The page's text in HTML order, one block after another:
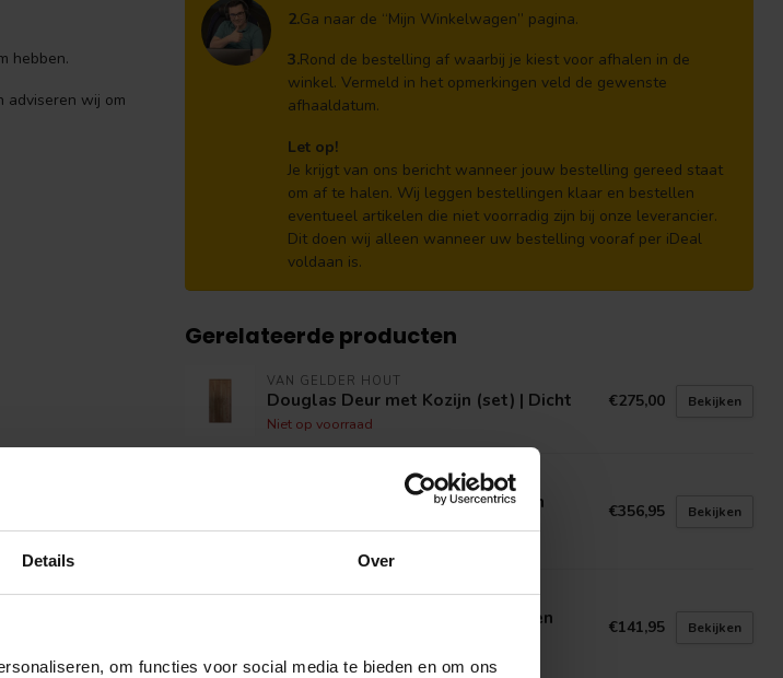
Details Over
om functies voor social media te bieden en om ons
hebben.
adviseren wij om
2.Ga naar de “Mijn Winkelwagen” pagina.
3.Rond de bestelling af waarbij je kiest voor afhalen in de
winkel. Vermeld in het opmerkingen veld de gewenste
afhaaldatum.
Let op!
Je krijgt van ons bericht wanneer jouw bestelling gereed staat
om af te halen. Wij leggen bestellingen klaar en bestellen
eventueel artikelen die niet voorradig zijn bij onze leverancier.
Dit doen wij alleen wanneer uw bestelling vooraf per iDeal
voldaan is.
Gerelateerde producten
VAN GELDER HOUT
Douglas Deur met Kozijn (set) | Dicht
Niet op voorraad
€275,00 Bekijken
Vuren vast stalraam met kozijn en €356,95 Bekijken
TUINDECO
Vuren uitzetraam W4 met kozijn en
Op voorraad in webshop
€141,95 Bekijken